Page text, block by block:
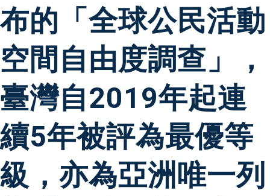
布的「全球公民活動
空間自由度調查」，
臺灣自2019年起連
續5年被評為最優等
級，亦為亞洲唯一列